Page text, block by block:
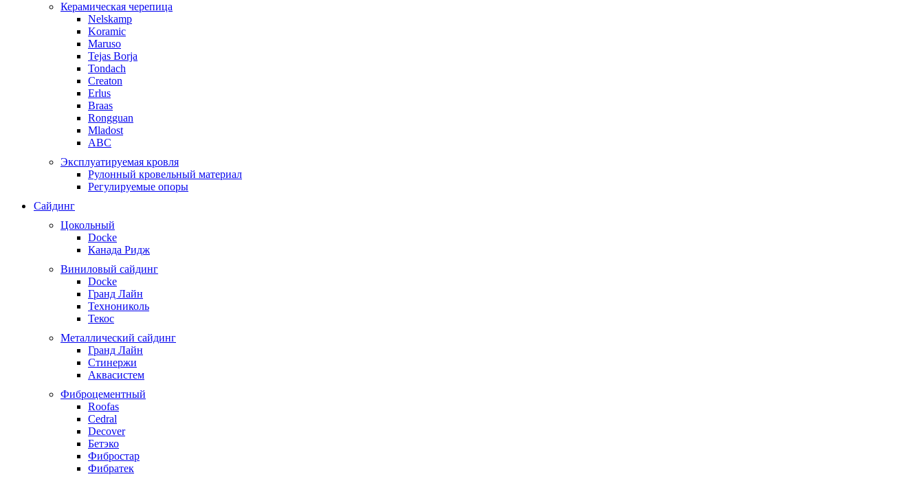
Керамическая черепица
Nelskamp
Koramic
Maruso
Tejas Borja
Tondach
Creaton
Erlus
Braas
Rongguan
Mladost
ABC
Эксплуатируемая кровля
Рулонный кровельный материал
Регулируемые опоры
Сайдинг
Цокольный
Docke
Канада Ридж
Виниловый сайдинг
Docke
Гранд Лайн
Технониколь
Текос
Металлический сайдинг
Гранд Лайн
Стинержи
Аквасистем
Фиброцементный
Roofas
Cedral
Decover
Бетэко
Фибростар
Фибратек